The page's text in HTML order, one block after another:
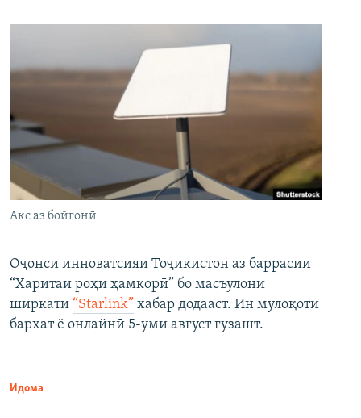
Акс аз бойгонӣ
Оҷонси инноватсияи Тоҷикистон аз баррасии
“Харитаи роҳи ҳамкорӣ” бо масъулони
ширкати “Starlink” хабар додааст. Ин мулоқоти
бархат ё онлайнӣ 5-уми август гузашт.
Идома